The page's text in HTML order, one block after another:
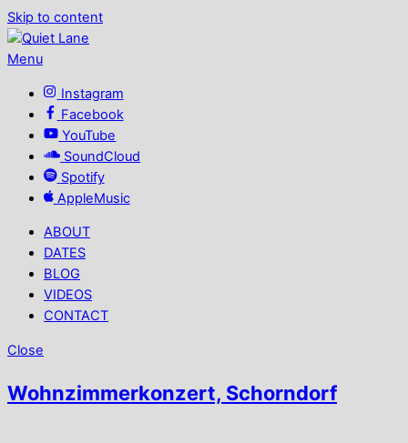
Skip to content
Menu
Instagram
Facebook
YouTube
SoundCloud
Spotify
AppleMusic
ABOUT
DATES
BLOG
VIDEOS
CONTACT
Close
Wohnzimmerkonzert, Schorndorf